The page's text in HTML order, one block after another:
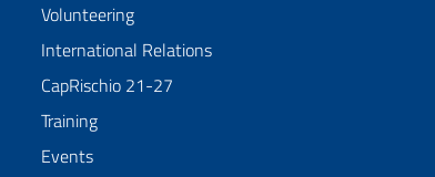
Volunteering
International Relations
CapRischio 21-27
Training
Events